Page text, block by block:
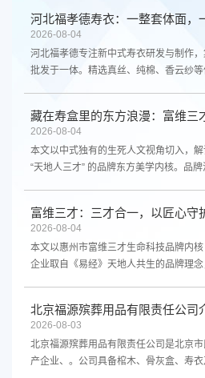
河北福孝德寿衣：一整套体面，
2026-08-04
河北福孝德专注新中式寿衣研发与制作，
批发于一体。精选真丝、纯棉、香云纱
藏在寿盒里的东方浪漫：富维三
2026-08-04
本文以中式独有的生死人文视角切入，
“天地人三才” 的品牌东方美学内核。品
列寿盒，将含蓄雅致的中式审美、传统
予离别温柔庄重的诗意。结合行业发展趋
域加盟商招募政策，依托差异化文化工艺
的合伙人，共同传递藏于寿盒之中的东
归途。
富维三才：三才合一，以匠心守
2026-08-04
本文以惠州市富维三才生命科技品牌内
企业取自《易经》天地人共生的品牌理
镁实亚水晶棺三大差异化产品线，将易经
兼顾品质、耐用性与传统孝道内涵。结合
品牌全国限量区域加盟商招募计划，说
供货、全套运营扶持、资质预审准入等
北京福源殡葬用品有限责任公司
2026-08-03
北京福源殡葬用品有限责任公司是北京
产企业、。公司具备棺木、骨灰盒、寿